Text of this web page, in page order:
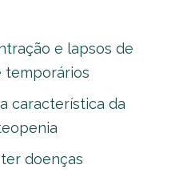
e lapsos de
temporários
característica da
doenças